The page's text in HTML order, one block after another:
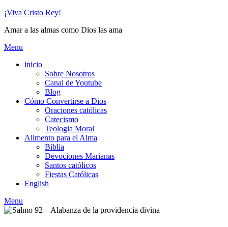
Skip
content
¡Viva Cristo Rey!
Amar a las almas como Dios las ama
Menu
inicio
Sobre Nosotros
Canal de Youtube
Blog
Cómo Convertirse a Dios
Oraciones católicas
Catecismo
Teologia Moral
Alimento para el Alma
Biblia
Devociones Marianas
Santos católicos
Fiestas Católicas
English
Menu